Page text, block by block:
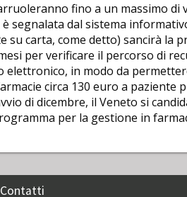
fino a un massimo di
segnalata dal sistema
su carta, come detto) sancirà la
per verificare il percorso di
elettronico, in modo da
circa 130 euro a paziente
di dicembre, il Veneto si
per la gestione in
Contatti